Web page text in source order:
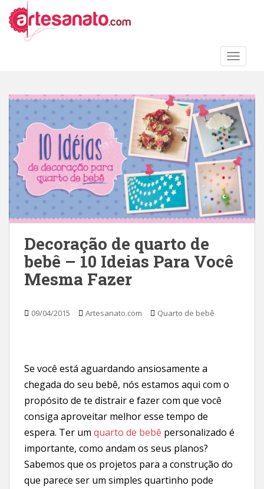
Decoração de quarto de
bebê – 10 Ideias Para Você
Mesma Fazer
09/04/2015 Artesanato.com Quarto de bebê
Se você está aguardando ansiosamente a
chegada do seu bebê, nós estamos aqui com o
propósito de te distrair e fazer com que você
consiga aproveitar melhor esse tempo de
espera. Ter um quarto de bebê personalizado é
importante, como andam os seus planos?
Sabemos que os projetos para a construção do
que parece ser um simples quartinho pode